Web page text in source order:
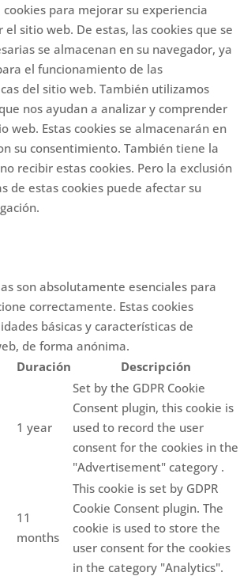
para mejorar su experiencia
sitio web. De estas, las cookies que se
se almacenan en su navegador, ya
el funcionamiento de las
del sitio web. También utilizamos
nos ayudan a analizar y comprender
web. Estas cookies se almacenarán en
su consentimiento. También tiene la
recibir estas cookies. Pero la exclusión
de estas cookies puede afectar su
son absolutamente esenciales para
correctamente. Estas cookies
básicas y características de
de forma anónima.
Duración Descripción
1 year
Set by the GDPR Cookie
Consent plugin, this cookie is
used to record the user
consent for the cookies in the
"Advertisement" category .
11
months
This cookie is set by GDPR
Cookie Consent plugin. The
cookie is used to store the
user consent for the cookies
in the category "Analytics".